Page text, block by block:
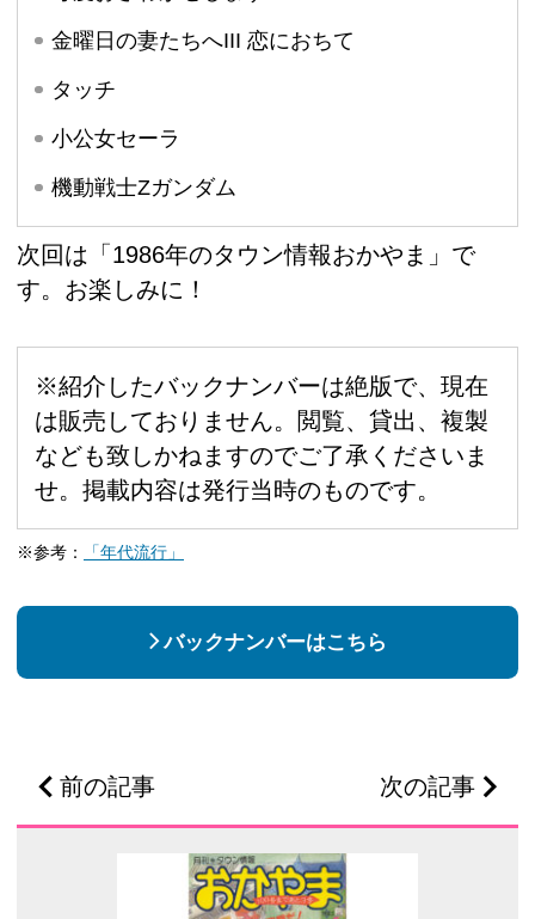
金曜日の妻たちへIII 恋におちて
タッチ
小公女セーラ
機動戦士Zガンダム
次回は「1986年のタウン情報おかやま」で
す。お楽しみに！
※紹介したバックナンバーは絶版で、現在
は販売しておりません。閲覧、貸出、複製
なども致しかねますのでご了承くださいま
せ。掲載内容は発行当時のものです。
※参考： 「年代流行」
バックナンバーはこちら
前の記事 次の記事